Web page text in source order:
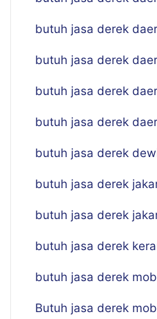
butuh jasa derek
butuh jasa derek
butuh jasa derek
butuh jasa derek
butuh jasa derek
butuh jasa derek
butuh jasa derek
butuh jasa derek
butuh jasa derek
Butuh jasa derek